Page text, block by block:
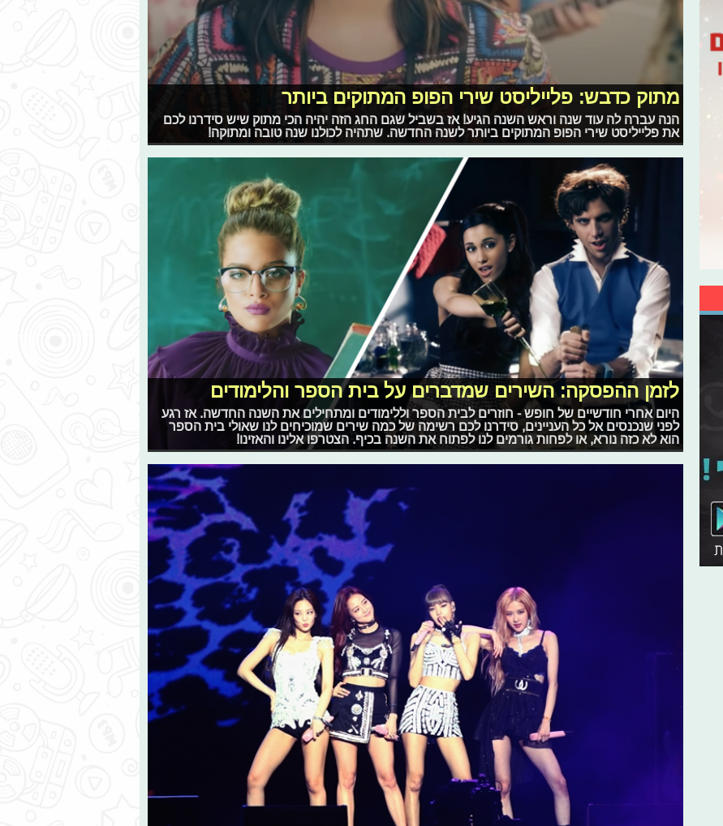
מתוק כדבש: פלייליסט שירי הפופ המתוקים ביותר
הנה עברה לה עוד שנה וראש השנה הגיע! אז בשביל שגם החג הזה יהיה הכי מתוק שיש סידרנו לכם
את פלייליסט שירי הפופ המתוקים ביותר לשנה החדשה. שתהיה לכולנו שנה טובה ומתוקה!
לזמן ההפסקה: השירים שמדברים על בית הספר והלימודים
היום אחרי חודשיים של חופש - חוזרים לבית הספר וללימודים ומתחילים את השנה החדשה. אז רגע
לפני שנכנסים אל כל העניינים, סידרנו לכם רשימה של כמה שירים שמוכיחים לנו שאולי בית הספר
הוא לא כזה נורא, או לפחות גורמים לנו לפתוח את השנה בכיף. הצטרפו אלינו והאזינו!